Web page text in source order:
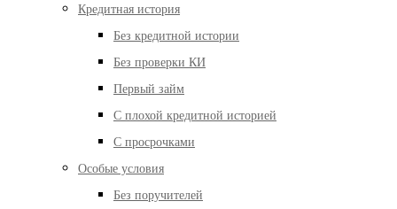
Кредитная история
Без кредитной истории
Без проверки КИ
Первый займ
С плохой кредитной историей
С просрочками
Особые условия
Без поручителей